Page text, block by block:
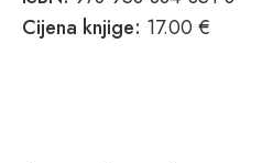
Cijena knjige: 17.00 €